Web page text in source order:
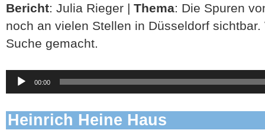
Bericht: Julia Rieger | Thema: Die Spuren
noch an vielen Stellen in Düsseldorf
Suche gemacht.
Audio-
Player
00:00
Heinrich Heine Haus